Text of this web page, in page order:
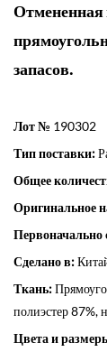
Отмененная
запасов.
Лот № 190302
Тип поставки:
Общее
Оригинальное
Первоначально
Сделано в:
Ткань:
полиэстер 87%,
Цвета и